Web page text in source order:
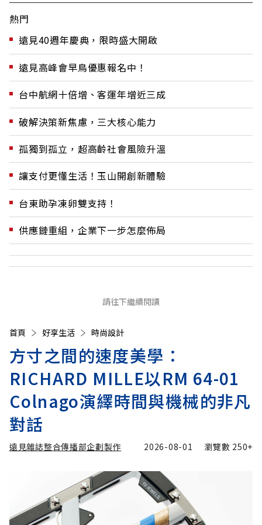
熱門
遠見40週年慶典，限時盛大開啟
遠見高峰會早鳥優惠報名中！
台中航網十倍增、客運年增近三成
破解決策新焦慮，三大核心能力
孤獨到孤立，超高齡社會風險升溫
讓支付更懂生活！玉山開創新體驗
台東助孕凍卵雙支持！
供應鏈重組，企業下一步怎麼佈局
請往下繼續閱讀
首頁 好享生活 時尚設計
方寸之間的速度美學：
RICHARD MILLE以RM 64-01
Colnago演繹時間與機械的非凡
對話
遠見雜誌整合傳播部企劃製作 2026-08-01 瀏覽數 250+